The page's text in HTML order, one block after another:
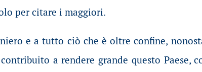
per citare i maggiori.
e a tutto ciò che è oltre confine,
a rendere grande questo Paese,